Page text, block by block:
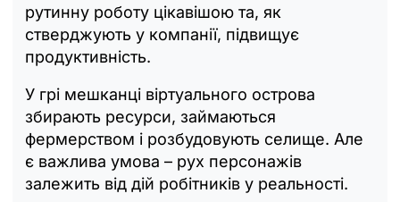
рутинну роботу цікавішою та, як
стверджують у компанії, підвищує
продуктивність.
У грі мешканці віртуального острова
збирають ресурси, займаються
фермерством і розбудовують селище. Але
є важлива умова – рух персонажів
залежить від дій робітників у реальності.